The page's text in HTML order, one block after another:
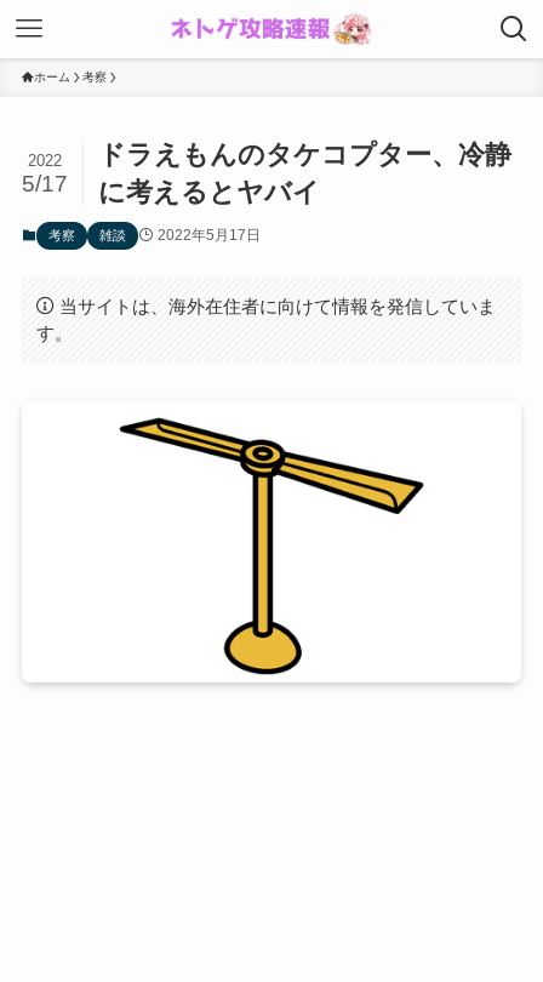
ホーム 考察
ドラえもんのタケコプター、冷静
に考えるとヤバイ
2022
5/17
考察 雑談 2022年5月17日
当サイトは、海外在住者に向けて情報を発信していま
す。